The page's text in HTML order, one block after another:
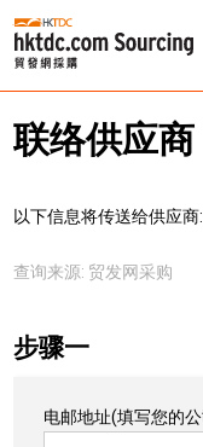
联络供应商
以下信息将传送给供应商:
查询来源: 贸发网采购
步骤一
电邮地址(填写您的